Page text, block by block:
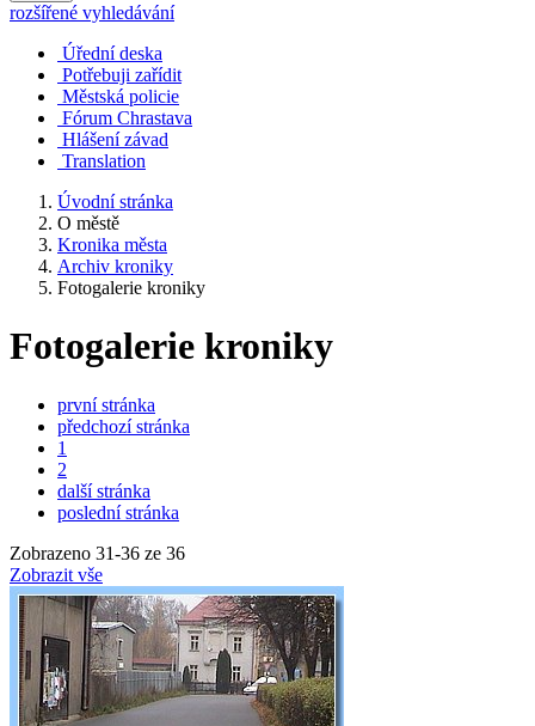
rozšířené vyhledávání
Úřední deska
Potřebuji zařídit
Městská policie
Fórum Chrastava
Hlášení závad
Translation
Úvodní stránka
O městě
Kronika města
Archiv kroniky
Fotogalerie kroniky
Fotogalerie kroniky
první stránka
předchozí stránka
1
2
další stránka
poslední stránka
Zobrazeno 31-36 ze 36
Zobrazit vše